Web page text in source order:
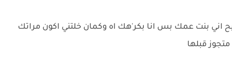
بنت عمك بس انا بكر'هك اه وكمان خلتني اكون مراتك
قبلها